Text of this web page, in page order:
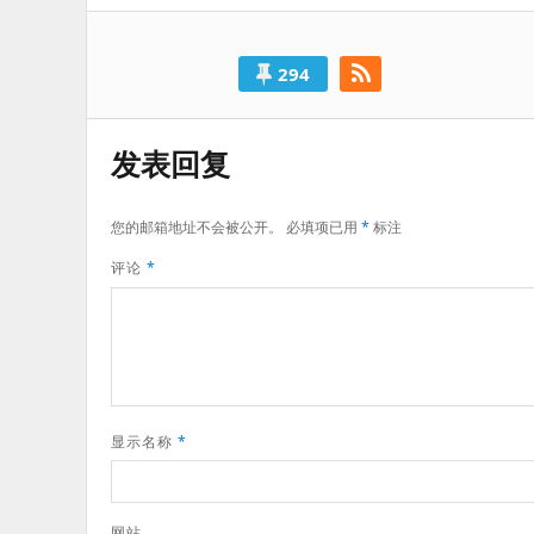
294
发表回复
您的邮箱地址不会被公开。 必填项已用 *标注
评论 *
显示名称 *